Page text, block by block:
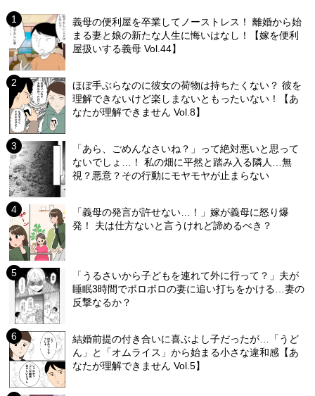
義母の便利屋を卒業してノーストレス！ 離婚から始
まる妻と娘の新たな人生に悔いはなし！【嫁を便利
屋扱いする義母 Vol.44】
ほぼ手ぶらなのに彼女の荷物は持ちたくない？ 彼を
理解できないけど楽しまないともったいない！【あ
なたが理解できません Vol.8】
「あら、ごめんなさいね？」って絶対悪いと思って
ないでしょ…！ 私の畑に平然と踏み入る隣人…無
視？悪意？その行動にモヤモヤが止まらない
「義母の発言が許せない…！」嫁が義母に怒り爆
発！ 夫は仕方ないと言うけれど諦めるべき？
「うるさいから子どもを連れて外に行って？」夫が
睡眠3時間でボロボロの妻に追い打ちをかける…妻の
反撃なるか？
結婚前提の付き合いに喜ぶよし子だったが…「うど
ん」と「オムライス」から始まる小さな違和感【あ
なたが理解できません Vol.5】